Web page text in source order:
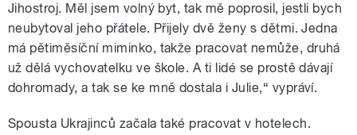
Jihostroj. Měl jsem volný byt, tak mě poprosil, jestli bych
neubytoval jeho přátele. Přijely dvě ženy s dětmi. Jedna
má pětiměsíční miminko, takže pracovat nemůže, druhá
už dělá vychovatelku ve škole. A ti lidé se prostě dávají
dohromady, a tak se ke mně dostala i Julie,“ vypráví.
Spousta Ukrajinců začala také pracovat v hotelech.